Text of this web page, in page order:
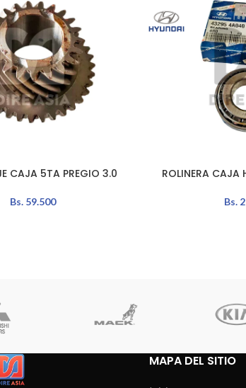
CAJA 5TA PREGIO 3.0
Bs. 59.500
LEER MÁS
ROLINERA
Bs.
MAPA DEL SITIO